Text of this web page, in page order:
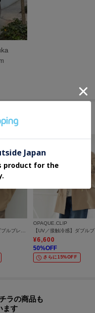
アイテム
Comfy SET UP｜ダブルブレストイージージャケット【セットアップ対応／通勤／カセット服／接触冷感／UVカット】
OPAQUE.CLIP
¥6,600
50%OFF
さらに15%OFF
ラの商品も
ます